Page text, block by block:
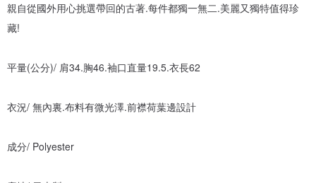
親自從國外用心挑選帶回的古著.每件都獨一無二.美麗又獨特值得珍
藏!
平量(公分)/ 肩34.胸46.袖口直量19.5.衣長62
衣況/ 無內裏.布料有微光澤.前襟荷葉邊設計
成分/ Polyester